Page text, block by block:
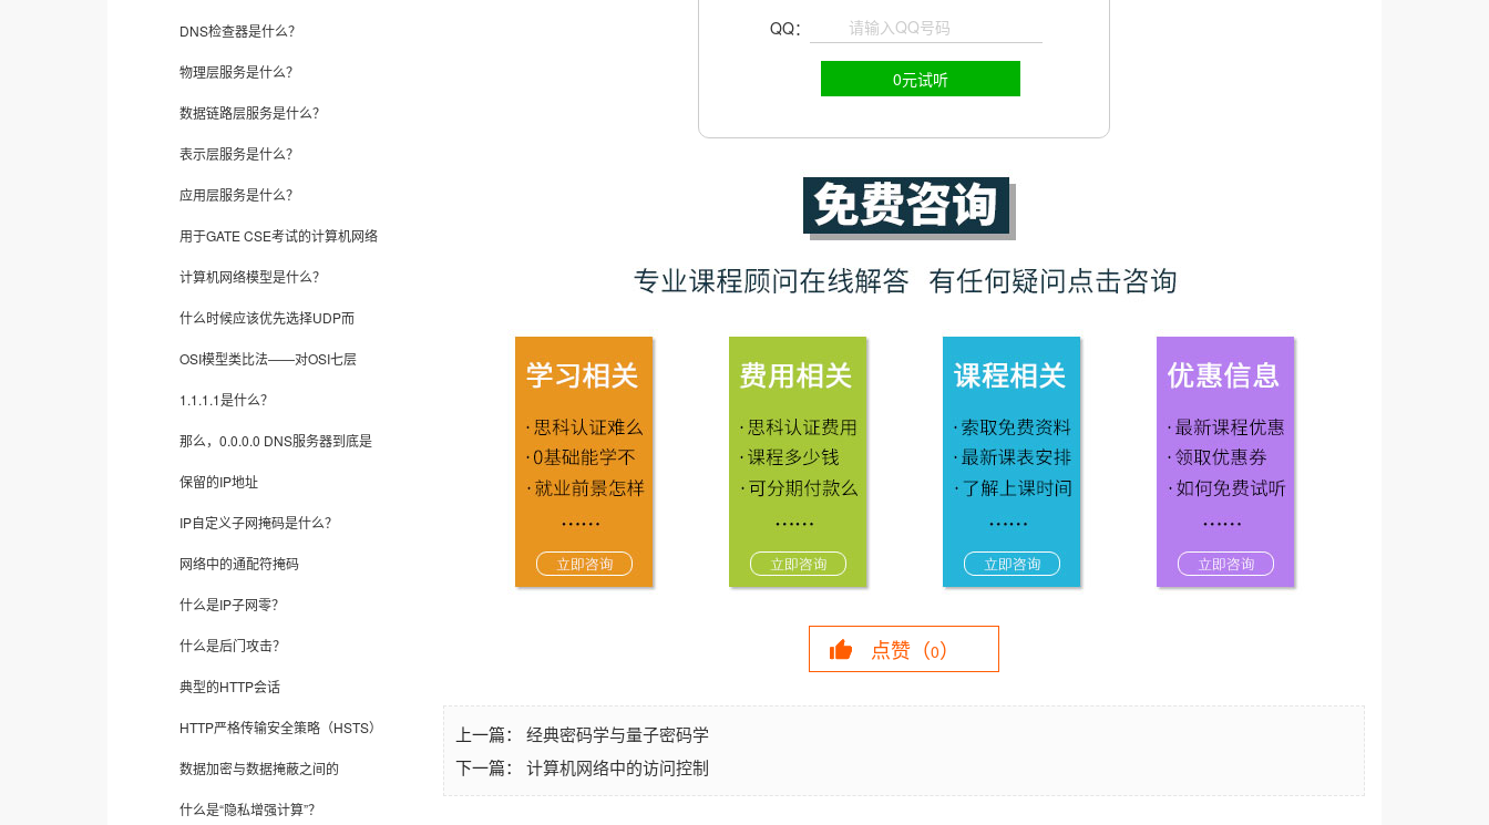
DNS检查器是什么？
物理层服务是什么？
数据链路层服务是什么？
表示层服务是什么？
应用层服务是什么？
用于GATE CSE考试的计算机网络
计算机网络模型是什么？
什么时候应该优先选择UDP而
OSI模型类比法——对OSI七层
1.1.1.1是什么？
那么，0.0.0.0 DNS服务器到底是
保留的IP地址
IP自定义子网掩码是什么？
网络中的通配符掩码
什么是IP子网零？
什么是后门攻击？
典型的HTTP会话
HTTP严格传输安全策略（HSTS）
数据加密与数据掩蔽之间的
什么是“隐私增强计算”？
QQ：
0元试听
点赞（0）
上一篇： 经典密码学与量子密码学
下一篇： 计算机网络中的访问控制